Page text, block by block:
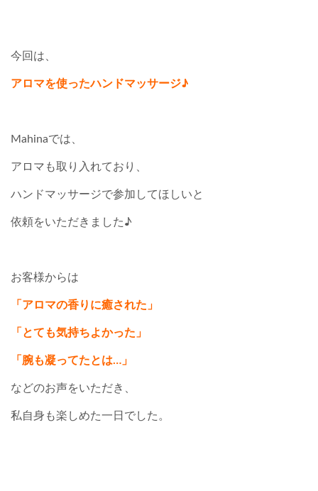
今回は、
アロマを使ったハンドマッサージ♪
Mahinaでは、
アロマも取り入れており、
ハンドマッサージで参加してほしいと
依頼をいただきました♪
お客様からは
「アロマの香りに癒された」
「とても気持ちよかった」
「腕も凝ってたとは…」
などのお声をいただき、
私自身も楽しめた一日でした。